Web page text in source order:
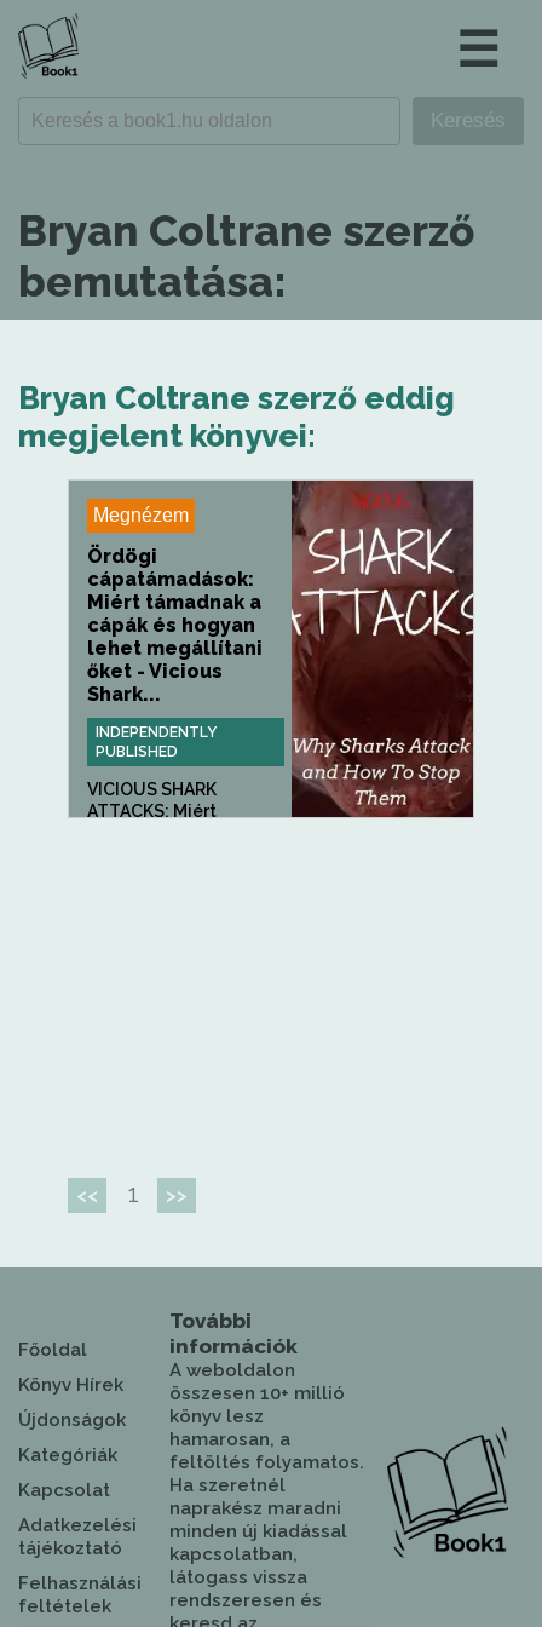
☰
Bryan Coltrane szerző
bemutatása:
Bryan Coltrane szerző eddig
megjelent könyvei:
Megnézem
Ördögi
cápatámadások:
Miért támadnak a
cápák és hogyan
lehet megállítani
őket - Vicious
Shark...
INDEPENDENTLY
PUBLISHED
VICIOUS SHARK
ATTACKS: Miért
<< 1 >>
Főoldal
Könyv Hírek
Újdonságok
Kategóriák
Kapcsolat
Adatkezelési
tájékoztató
Felhasználási
feltételek
További
információk
A weboldalon
összesen 10+ millió
könyv lesz
hamarosan, a
feltöltés folyamatos.
Ha szeretnél
naprakész maradni
minden új kiadással
kapcsolatban,
látogass vissza
rendszeresen és